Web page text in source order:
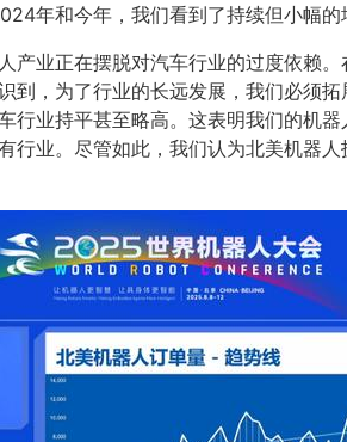
年和今年，我们看到了持续但小幅的
产业正在摆脱对汽车行业的过度依赖
到，为了行业的长远发展，我们必须
行业持平甚至略高。这表明我们的机器
行业。尽管如此，我们认为北美机器人